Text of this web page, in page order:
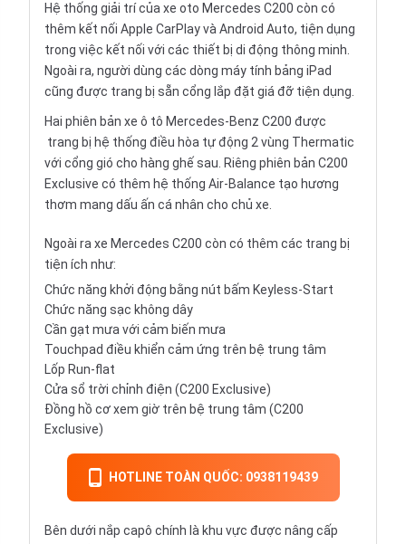
Hệ thống giải trí của xe oto Mercedes C200 còn có
thêm kết nối Apple CarPlay và Android Auto, tiện dụng
trong việc kết nối với các thiết bị di động thông minh.
Ngoài ra, người dùng các dòng máy tính bảng iPad
cũng được trang bị sẵn cổng lắp đặt giá đỡ tiện dụng.
Hai phiên bản xe ô tô Mercedes-Benz C200 được
trang bị hệ thống điều hòa tự động 2 vùng Thermatic
với cổng gió cho hàng ghế sau. Riêng phiên bản C200
Exclusive có thêm hệ thống Air-Balance tạo hương
thơm mang dấu ấn cá nhân cho chủ xe.
Ngoài ra xe Mercedes C200 còn có thêm các trang bị
tiện ích như:
Chức năng khởi động bằng nút bấm Keyless-Start
Chức năng sạc không dây
Cần gạt mưa với cảm biến mưa
Touchpad điều khiển cảm ứng trên bệ trung tâm
Lốp Run-flat
Cửa sổ trời chỉnh điện (C200 Exclusive)
Đồng hồ cơ xem giờ trên bệ trung tâm (C200
Exclusive)
HOTLINE TOÀN QUỐC: 0938119439
Bên dưới nắp capô chính là khu vực được nâng cấp